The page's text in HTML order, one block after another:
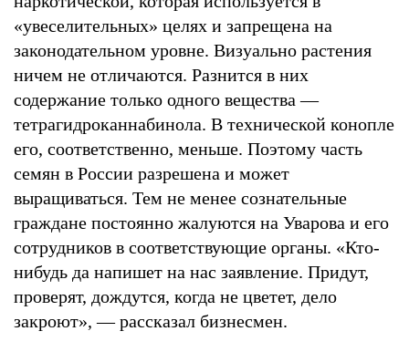
«увеселительных» целях и запрещена на
законодательном уровне. Визуально растения
ничем не отличаются. Разнится в них
содержание только одного вещества —
тетрагидроканнабинола. В технической конопле
его, соответственно, меньше. Поэтому часть
семян в России разрешена и может
выращиваться. Тем не менее сознательные
граждане постоянно жалуются на Уварова и его
сотрудников в соответствующие органы. «Кто-
нибудь да напишет на нас заявление. Придут,
проверят, дождутся, когда не цветет, дело
закроют», — рассказал бизнесмен.